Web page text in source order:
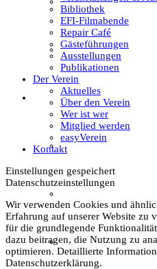
Textil
Sachsenhof
Über den Sachsenhof
Besichtigung &
Bibliothek
EFI-Filmabende
Repair Café
Gästeführungen
Ausstellungen
Publikationen
Der Verein
Aktuelles
Über den Verein
Wer ist wer
Mitglied werden
easyVerein
Kontakt
Einstellungen gespeichert
Datenschutzeinstellungen
Wir verwenden Cookies und
Erfahrung auf unserer Website zu
für die grundlegende
dazu beitragen, die Nutzung zu
optimieren. Detaillierte
Datenschutzerklärung.